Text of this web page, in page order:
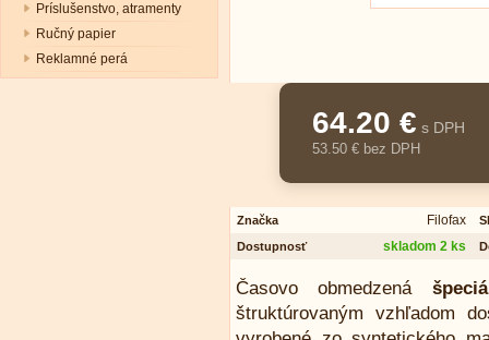
Príslušenstvo, atramenty
Ručný papier
Reklamné perá
64.20 € s DPH
53.50 € bez DPH
Značka Filofax
Dostupnosť
skladom 2 ks
Časovo obmedzená
štruktúrovaným vzhľadom